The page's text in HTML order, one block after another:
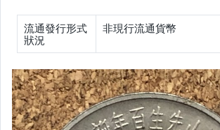
流通發行形式
狀況
非現行流通貨幣